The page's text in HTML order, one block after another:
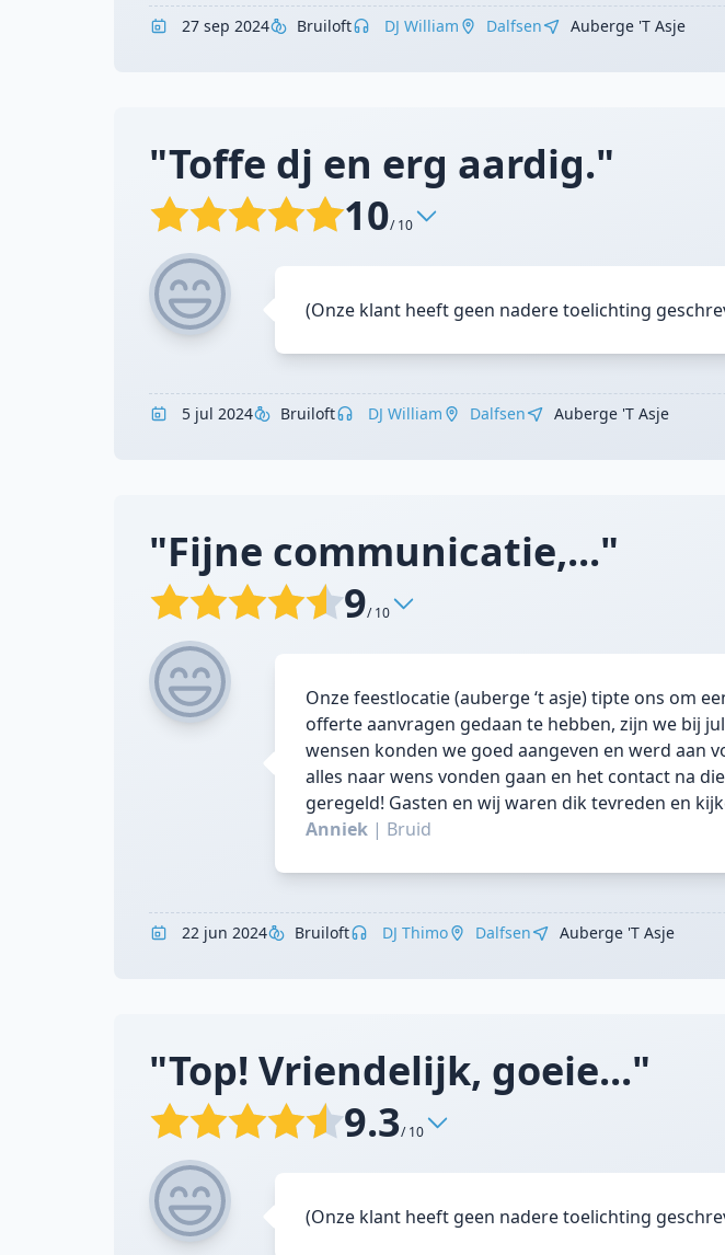
27 sep 2024 Bruiloft DJ William Dalfsen Auberge 't Asje
"Toffe dj en erg aardig."
10/ 10
(Onze klant heeft geen nadere toelichting
5 jul 2024 Bruiloft DJ William Dalfsen Auberge 't Asje
"Fijne communicatie,..."
9/ 10
Onze feestlocatie (auberge ‘t asje) tipte ons om
offerte aanvragen gedaan te hebben, zijn we bij
wensen konden we goed aangeven en werd aan
alles naar wens vonden gaan en het contact na
geregeld! Gasten en wij waren dik tevreden en
Anniek | Bruid
22 jun 2024 Bruiloft DJ Thimo Dalfsen Auberge 't Asje
"Top! Vriendelijk, goeie..."
9.3/ 10
(Onze klant heeft geen nadere toelichting